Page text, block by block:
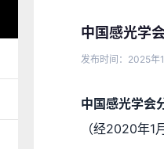
中国感光学
发布时间：2025年
中国感光学会
（经2020年1